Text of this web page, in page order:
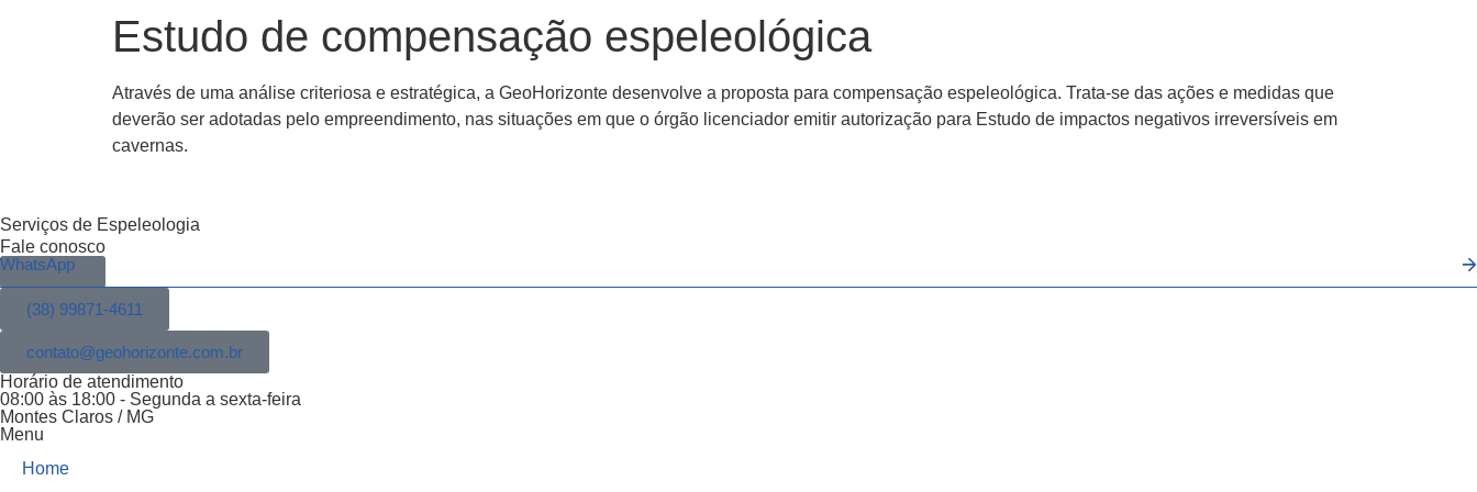
Estudo de compensação espeleológica
Através de uma análise criteriosa e estratégica, a GeoHorizonte desenvolve a proposta para compensação espeleológica. Trata-se das ações e medidas que
deverão ser adotadas pelo empreendimento, nas situações em que o órgão licenciador emitir autorização para Estudo de impactos negativos irreversíveis em
cavernas.
Serviços de Espeleologia
Fale conosco
WhatsApp
(38) 99871-4611
contato@geohorizonte.com.br
Horário de atendimento
08:00 às 18:00 - Segunda a sexta-feira
Montes Claros / MG
Menu
Home